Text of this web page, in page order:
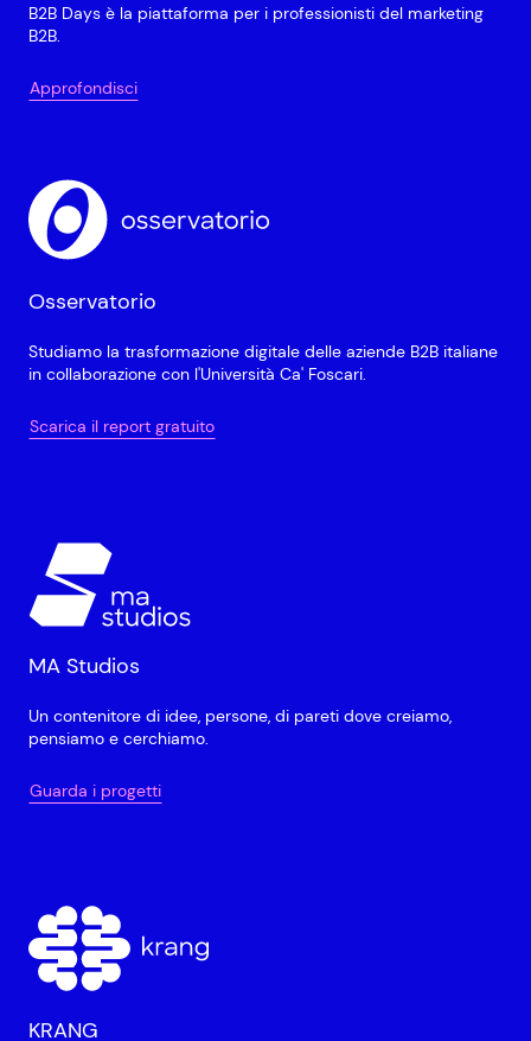
B2B Days è la piattaforma per i professionisti del marketing
B2B.
Approfondisci
Osservatorio
Studiamo la trasformazione digitale delle aziende B2B italiane
in collaborazione con l'Università Ca' Foscari.
Scarica il report gratuito
MA Studios
Un contenitore di idee, persone, di pareti dove creiamo,
pensiamo e cerchiamo.
Guarda i progetti
KRANG